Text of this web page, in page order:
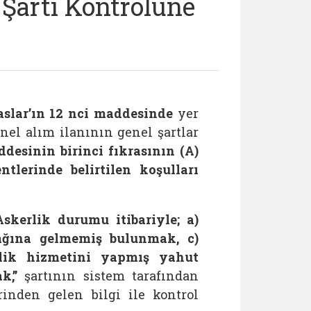
12 nci maddesinde yer
alım ilanının genel şartlar
birinci fıkrasının (A)
belirtilen koşulları
durumu itibariyle; a)
gelmemiş bulunmak, c)
hizmetini yapmış yahut
şartının sistem tarafından
gelen bilgi ile kontrol